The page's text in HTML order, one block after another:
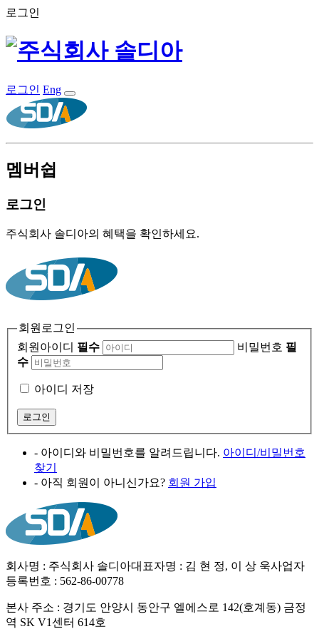
로그인
로그인 Eng
멤버쉽
로그인
주식회사 솔디아의 혜택을 확인하세요.
회원로그인
회원아이디 필수 비밀번호 필
수
아이디 저장
- 아이디와 비밀번호를 알려드립니다. 아이디/비밀번호
찾기
- 아직 회원이 아니신가요? 회원 가입
회사명 : 주식회사 솔디아대표자명 : 김 현 정, 이 상 욱사업자
등록번호 : 562-86-00778
본사 주소 : 경기도 안양시 동안구 엘에스로 142(호계동) 금정
역 SK V1센터 614호